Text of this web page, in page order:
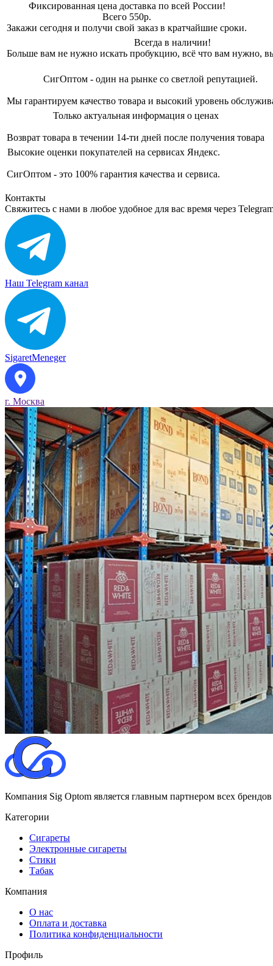
Фиксированная цена доставка по всей России!
Всего 550р.
Закажи сегодня и получи свой заказ в кратчайшие сроки.
Всегда в наличии!
Больше вам не нужно искать пробукцию, всё что вам нужно,
СигОптом - один на рынке со светлой репутацией.
Мы гарантируем качество товара и высокий уровень
Только актуальная информация о ценах
Возврат товара в течении 14-ти дней после получения товара
Высокие оценки покупателей на сервисах Яндекс.
СигОптом - это 100% гарантия качества и сервиса.
Контакты
Свяжитесь с нами в любое удобное для вас время через
Наш Telegram канал
SigaretMeneger
г. Москва
Компания Sig Optom является главным партнером всех
Категории
Сигареты
Электронные сигареты
Стики
Табак
Компания
О нас
Оплата и доставка
Политика конфиденциальности
Профиль